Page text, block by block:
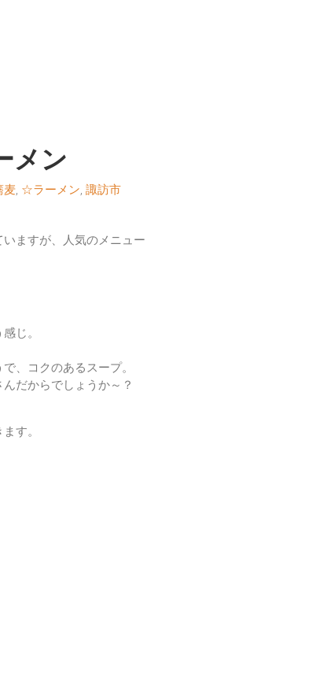
メン
麦, ☆ラーメン, 諏訪市
ますが、人気のメニュー
じ。
、コクのあるスープ。
だからでしょうか～？
す。